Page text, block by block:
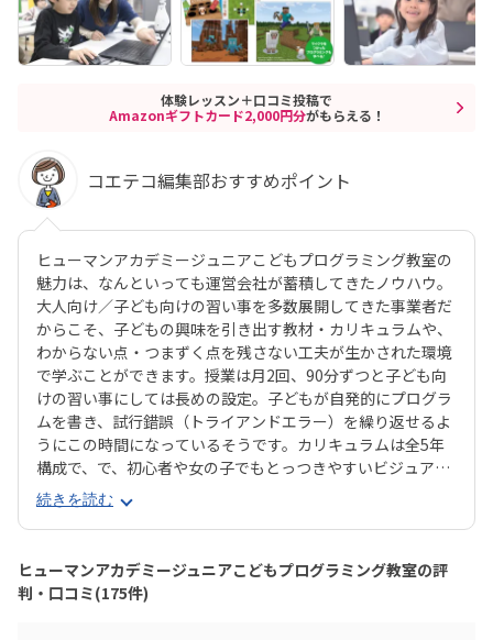
体験レッスン＋口コミ投稿で
Amazonギフトカード2,000円分がもらえる！
コエテコ編集部おすすめポイント
ヒューマンアカデミージュニアこどもプログラミング教室の
魅力は、なんといっても運営会社が蓄積してきたノウハウ。
大人向け／子ども向けの習い事を多数展開してきた事業者だ
からこそ、子どもの興味を引き出す教材・カリキュラムや、
わからない点・つまずく点を残さない工夫が生かされた環境
で学ぶことができます。授業は月2回、90分ずつと子ども向
けの習い事にしては長めの設定。子どもが自発的にプログラ
ムを書き、試行錯誤（トライアンドエラー）を繰り返せるよ
うにこの時間になっているそうです。カリキュラムは全5年
構成で、で、初心者や女の子でもとっつきやすいビジュアル
プログラミングツール「Scratch（スクラッチ）」から初め
て、エンジニアが実際に使用するプログラミング言語「Java
Script」までステップアップすることができます。ベーシッ
クコースではマウス操作など、パソコンの操作自体から学べ
るので、自宅でまったくパソコンをさわったことのないお子
さんでも戸惑うことなく授業に入っていけるでしょう。大学
続きを読む
ヒューマンアカデミージュニアこどもプログラミング教室の評
判・口コミ(175件)